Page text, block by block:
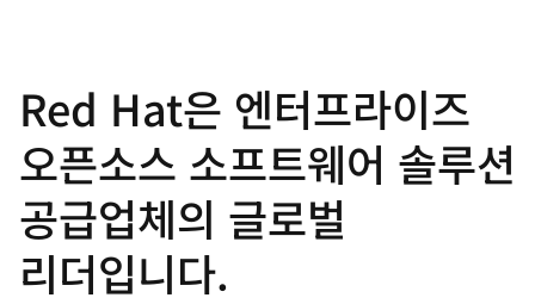
Red Hat은 엔터프라이즈
오픈소스 소프트웨어 솔루션
공급업체의 글로벌
리더입니다.